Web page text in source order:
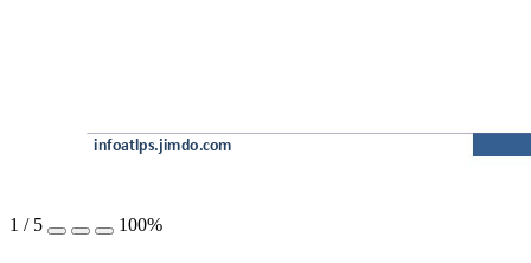
infoatlps.jimdo.com
1 / 5 100%